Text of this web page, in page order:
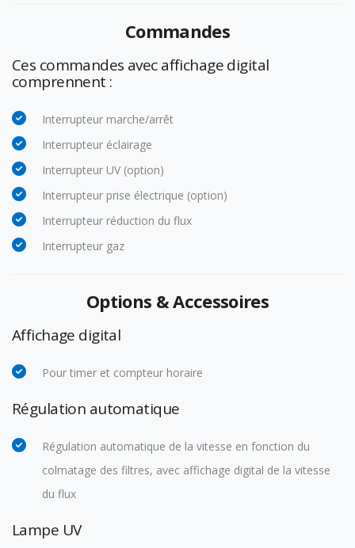
Commandes
Ces commandes avec affichage digital
comprennent :
Interrupteur marche/arrêt
Interrupteur éclairage
Interrupteur UV (option)
Interrupteur prise électrique (option)
Interrupteur réduction du flux
Interrupteur gaz
Options & Accessoires
Affichage digital
Pour timer et compteur horaire
Régulation automatique
Régulation automatique de la vitesse en fonction du
colmatage des filtres, avec affichage digital de la vitesse
du flux
Lampe UV